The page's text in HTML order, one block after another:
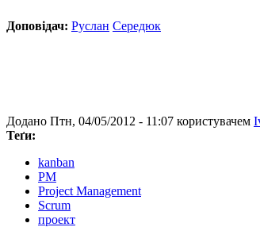
Доповідач: Руслан Середюк
Додано Птн, 04/05/2012 - 11:07 користувачем
Теґи:
kanban
PM
Project Management
Scrum
проект